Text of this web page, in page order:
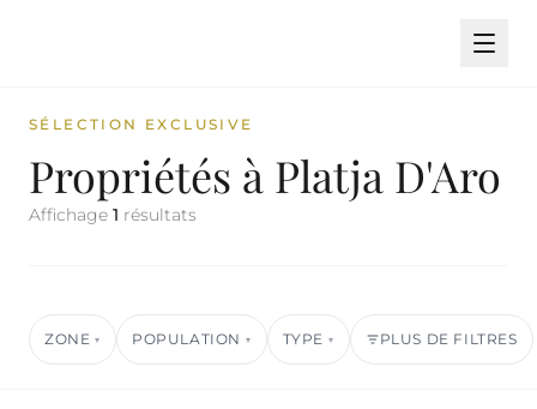
SÉLECTION EXCLUSIVE
Propriétés à Platja D'Aro
Affichage 1 résultats
ZONE ▾ POPULATION ▾ TYPE ▾ PLUS DE FILTRES